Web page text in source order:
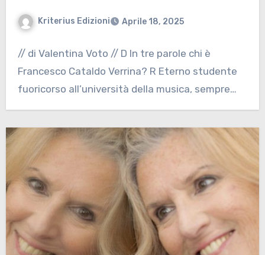
Kriterius Edizioni Aprile 18, 2025
// di Valentina Voto // D In tre parole chi è
Francesco Cataldo Verrina? R Eterno studente
fuoricorso all’università della musica, sempre…